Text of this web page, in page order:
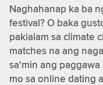
Naghahanap ka ba
festival? O baka
pakialam sa climate
matches na ang
sa'min ang
mo sa online dating